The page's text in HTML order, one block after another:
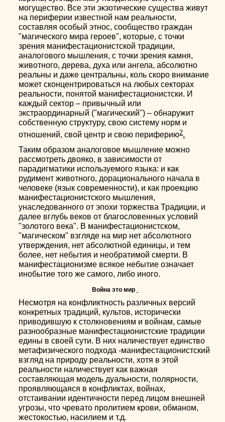
могущество. Все эти экзотические существа живут
на периферии известной нам реальности,
составляя особый этнос, сообщество граждан
"магического мира героев", которые, с точки
зрения манифестационистской традиции,
аналогового мышления, с точки зрения камня,
животного, дерева, духа или ангела, абсолютно
реальны и даже центральны, коль скоро внимание
может сконцентрироваться на любых секторах
реальности, понятой манифестационистски. И
каждый сектор – привычный или
экстраординарный ("магический") – обнаружит
собственную структуру, свою систему норм и
отношений, свой центр и свою периферию2.
Таким образом аналоговое мышление можно
рассмотреть двояко, в зависимости от
парадигматики используемого языка: и как
рудимент животного, дорационального начала в
человеке (язык современности), и как проекцию
манифестационистского мышления,
унаследованного от эпохи торжества Традиции, и
далее вглубь веков от благословенных условий
"золотого века". В манифестационистском,
"магическом" взгляде на мир нет абсолютного
утверждения, нет абсолютной единицы, и тем
более, нет небытия и необратимой смерти. В
манифестационизме всякое небытие означает
инобытие того же самого, либо иного.
Война это мир
Несмотря на конфликтность различных версий
конкретных традиций, культов, исторически
приводившую к столкновениям и войнам, самые
разнообразные манифестационистские традиции
едины в своей сути. В них наличествует единство
метафизического подхода -манифестационистский
взгляд на природу реальности, хотя в этой
реальности наличествует как важная
составляющая модель дуальности, полярности,
проявляющаяся в конфликтах, войнах,
отстаивании идентичности перед лицом внешней
угрозы, что чревато пролитием крови, обманом,
жестокостью, насилием и т.д.